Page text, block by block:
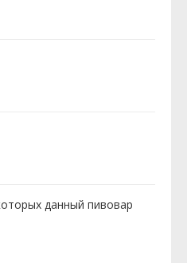
данный пивовар